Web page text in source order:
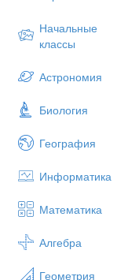
Начальные
классы
Астрономия
Биология
География
Информатика
Математика
Алгебра
Геометрия